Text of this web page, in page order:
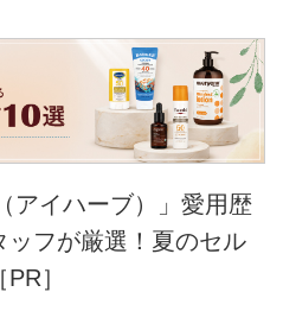
アイハーブ）」愛用歴
ッフが厳選！夏のセル
］